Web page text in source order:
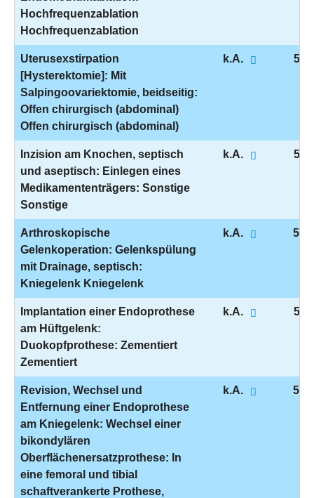
Hochfrequenzablation
Hochfrequenzablation
Uterusexstirpation
[Hysterektomie]: Mit
Salpingoovariektomie, beidseitig:
Offen chirurgisch (abdominal)
Offen chirurgisch (abdominal)
k.A. 5-
Inzision am Knochen, septisch
und aseptisch: Einlegen eines
Medikamententrägers: Sonstige
Sonstige
k.A. 5-
Arthroskopische
Gelenkoperation: Gelenkspülung
mit Drainage, septisch:
Kniegelenk Kniegelenk
k.A. 5-
Implantation einer Endoprothese
am Hüftgelenk:
Duokopfprothese: Zementiert
Zementiert
k.A. 5-
Revision, Wechsel und
Entfernung einer Endoprothese
am Kniegelenk: Wechsel einer
bikondylären
Oberflächenersatzprothese: In
eine femoral und tibial
schaftverankerte Prothese,
k.A. 5-